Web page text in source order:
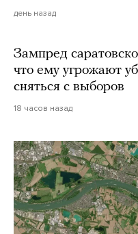
день назад
Зампред
что ему угрожают
сняться с выборов
18 часов назад